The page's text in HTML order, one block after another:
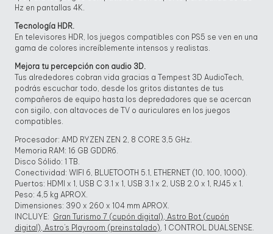
Hz en pantallas 4K.
Tecnología HDR.
En televisores HDR, los juegos compatibles con PS5 se ven en una
gama de colores increíblemente intensos y realistas.
Mejora tu percepción con audio 3D.
Tus alrededores cobran vida gracias a Tempest 3D AudioTech,
podrás escuchar todo, desde los gritos distantes de tus
compañeros de equipo hasta los depredadores que se acercan
con sigilo, con altavoces de TV o auriculares en los juegos
compatibles.
Procesador: AMD RYZEN ZEN 2, 8 CORE 3,5 GHz.
Memoria RAM: 16 GB GDDR6.
Disco Sólido: 1 TB.
Conectividad: WIFI 6, BLUETOOTH 5.1, ETHERNET (10, 100, 1000).
Puertos: HDMI x 1, USB C 3.1 x 1, USB 3.1 x 2, USB 2.0 x 1, RJ45 x 1.
Peso: 4,5 kg APROX.
Dimensiones: 390 x 260 x 104 mm APROX.
INCLUYE: Gran Turismo 7 (cupón digital), Astro Bot (cupón
digital), Astro’s Playroom (preinstalado) , 1 CONTROL DUALSENSE.